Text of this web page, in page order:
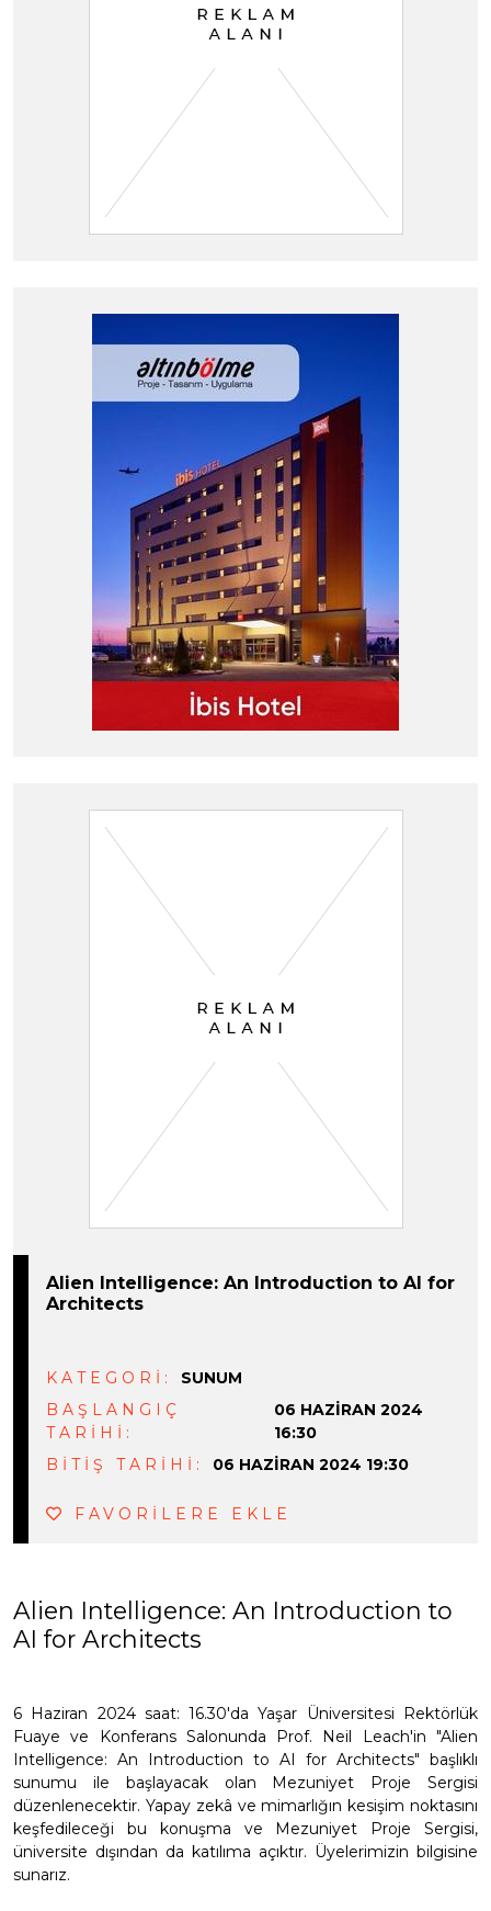
Alien Intelligence: An Introduction to AI for
Architects
KATEGORİ:
SUNUM
BAŞLANGIÇ
TARİHİ:
06 HAZIRAN 2024
16:30
BİTİŞ TARİHİ:
06 HAZIRAN 2024 19:30
FAVORİLERE EKLE
Alien Intelligence: An Introduction to
AI for Architects
6 Haziran 2024 saat: 16.30'da Yaşar Üniversitesi Rektörlük
Fuaye ve Konferans Salonunda Prof. Neil Leach'in "Alien
Intelligence: An Introduction to AI for Architects" başlıklı
sunumu ile başlayacak olan Mezuniyet Proje Sergisi
düzenlenecektir. Yapay zekâ ve mimarlığın kesişim noktasını
keşfedileceği bu konuşma ve Mezuniyet Proje Sergisi,
üniversite dışından da katılıma açıktır. Üyelerimizin bilgisine
sunarız.